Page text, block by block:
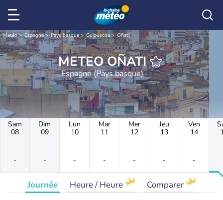
Météo Espagne Pays basque Guipuscoa Oñati
METEO OÑATI
Espagne (Pays basque)
Sam
08
-
-
Dim
09
-
-
Lun
10
-
-
Mar
11
-
-
Mer
12
-
-
Jeu
13
-
-
Ven
14
-
-
Journée Heure / Heure Comparer